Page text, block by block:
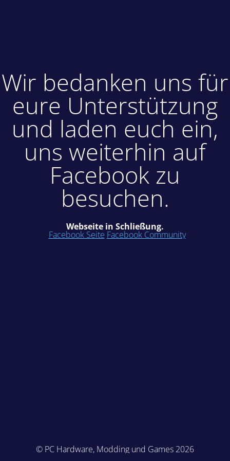
Wir bedanken uns für
eure Unterstützung
und laden euch ein,
uns weiterhin auf
Facebook zu
besuchen.
Webseite in Schließung.
Facebook Seite Facebook Community
© PC Hardware, Modding und Games 2026